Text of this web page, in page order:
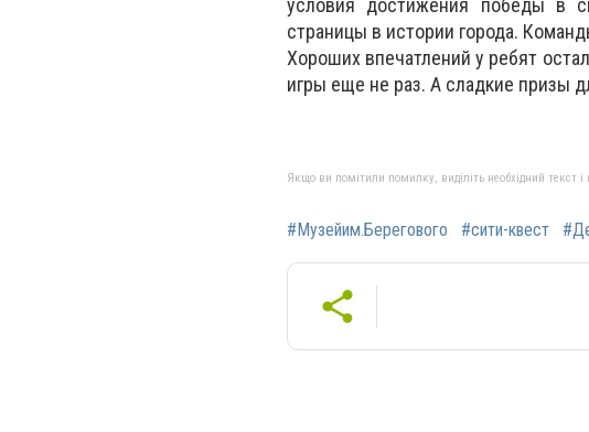
условия достижения победы в
страницы в истории города.
Хороших впечатлений у ребят
игры еще не раз. А сладкие призы
Якщо ви помітили помилку, виділіть необхідний текст
#Музейим.Берегового #сити-квест